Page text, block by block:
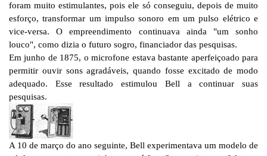
foram muito estimulantes, pois ele só conseguiu, depois de muito
esforço, transformar um impulso sonoro em um pulso elétrico e
vice-versa. O empreendimento continuava ainda "um sonho
louco", como dizia o futuro sogro, financiador das pesquisas.
Em junho de 1875, o microfone estava bastante aperfeiçoado para
permitir ouvir sons agradáveis, quando fosse excitado de modo
adequado. Esse resultado estimulou Bell a continuar suas
pesquisas.
A 10 de março do ano seguinte, Bell experimentava um modelo de